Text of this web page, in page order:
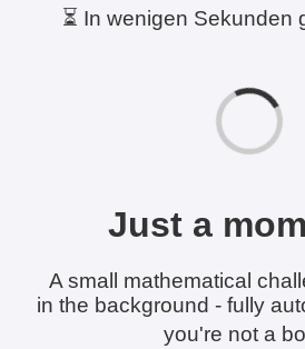
⏳ In wenigen Sekunden
Just a
A small mathematical
in the background - fully
you're not a